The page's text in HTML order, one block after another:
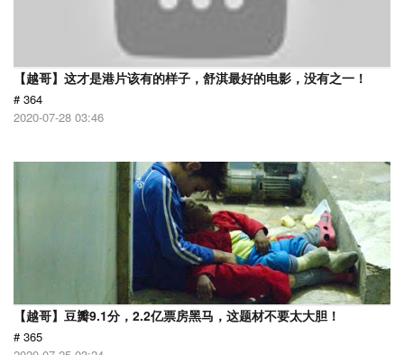
【越哥】这才是港片该有的样子，舒淇最好的电影，没有之一！
# 364
2020-07-28 03:46
【越哥】豆瓣9.1分，2.2亿票房黑马，这题材不要太大胆！
# 365